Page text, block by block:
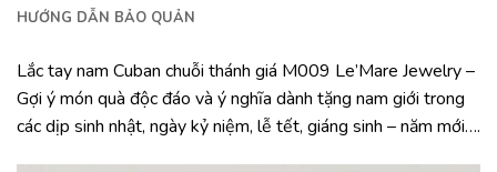
HƯỚNG DẪN BẢO QUẢN
Lắc tay nam Cuban chuỗi thánh giá M009 Le’Mare Jewelry –
Gợi ý món quà độc đáo và ý nghĩa dành tặng nam giới trong
các dịp sinh nhật, ngày kỷ niệm, lễ tết, giáng sinh – năm mới….